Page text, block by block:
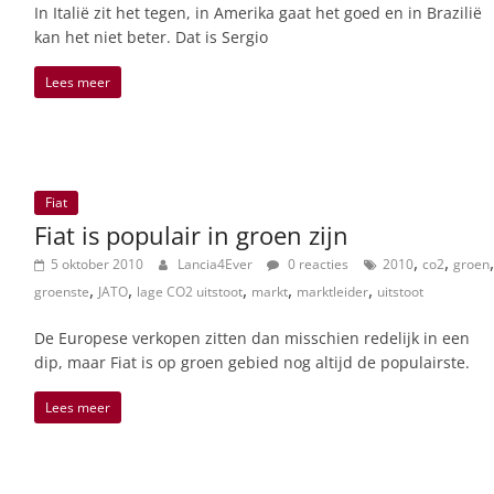
In Italië zit het tegen, in Amerika gaat het goed en in Brazilië
kan het niet beter. Dat is Sergio
Lees meer
Fiat
Fiat is populair in groen zijn
5 oktober 2010 Lancia4Ever 0 reacties 2010, co2, groen,
groenste, JATO, lage CO2 uitstoot, markt, marktleider, uitstoot
De Europese verkopen zitten dan misschien redelijk in een
dip, maar Fiat is op groen gebied nog altijd de populairste.
Lees meer